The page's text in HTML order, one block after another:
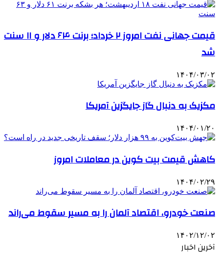
قیمت جهانی نفت امروز ۲ خرداد؛ برنت ۶۴ دلار و ۱۱ سنت
شد
۱۴۰۴/۰۳/۰۲
مکزیک به دنبال گاز جایگزین آمریکا
۱۴۰۴/۰۱/۲۰
کاهش قیمت بیت کوین در معاملات امروز
۱۴۰۴/۰۲/۲۹
صنعت خودرو، اقتصاد آلمان را به مسیر سقوط می‌راند
۱۴۰۲/۱۲/۰۲
آخرین اخبار